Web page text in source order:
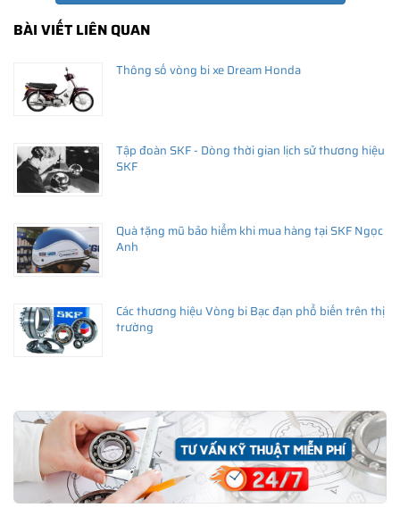
BÀI VIẾT LIÊN QUAN
Thông số vòng bi xe Dream Honda
Tập đoàn SKF - Dòng thời gian lịch sử thương hiệu
SKF
Quà tặng mũ bảo hiểm khi mua hàng tại SKF Ngọc
Anh
Các thương hiệu Vòng bi Bạc đạn phổ biến trên thị
trường